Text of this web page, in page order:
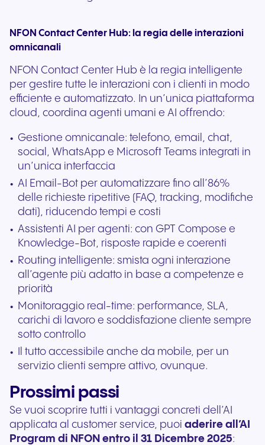
NFON Contact Center Hub: la regia delle interazioni
omnicanali
NFON Contact Center Hub è la regia intelligente
per gestire tutte le interazioni con i clienti in modo
efficiente e automatizzato. In un’unica piattaforma
cloud, coordina agenti umani e AI offrendo:
Gestione omnicanale: telefono, email, chat,
social, WhatsApp e Microsoft Teams integrati in
un’unica interfaccia
AI Email-Bot per automatizzare fino all’86%
delle richieste ripetitive (FAQ, tracking, modifiche
dati), riducendo tempi e costi
Assistenti AI per agenti: con GPT Compose e
Knowledge-Bot, risposte rapide e coerenti
Routing intelligente: smista ogni interazione
all’agente più adatto in base a competenze e
priorità
Monitoraggio real-time: performance, SLA,
carichi di lavoro e soddisfazione cliente sempre
sotto controllo
Il tutto accessibile anche da mobile, per un
servizio clienti sempre attivo, ovunque.
Prossimi passi
Se vuoi scoprire tutti i vantaggi concreti dell’AI
applicata al customer service, puoi aderire all’AI
Program di NFON entro il 31 Dicembre 2025: